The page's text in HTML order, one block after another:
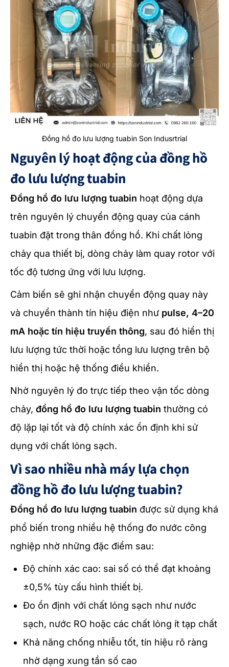
Đồng hồ đo lưu lượng tuabin Son Indusrtrial
Nguyên lý hoạt động của đồng hồ
đo lưu lượng tuabin
Đồng hồ đo lưu lượng tuabin hoạt động dựa
trên nguyên lý chuyển động quay của cánh
tuabin đặt trong thân đồng hồ. Khi chất lỏng
chảy qua thiết bị, dòng chảy làm quay rotor với
tốc độ tương ứng với lưu lượng.
Cảm biến sẽ ghi nhận chuyển động quay này
và chuyển thành tín hiệu điện như pulse, 4–20
mA hoặc tín hiệu truyền thông, sau đó hiển thị
lưu lượng tức thời hoặc tổng lưu lượng trên bộ
hiển thị hoặc hệ thống điều khiển.
Nhờ nguyên lý đo trực tiếp theo vận tốc dòng
chảy, đồng hồ đo lưu lượng tuabin thường có
độ lặp lại tốt và độ chính xác ổn định khi sử
dụng với chất lỏng sạch.
Vì sao nhiều nhà máy lựa chọn
đồng hồ đo lưu lượng tuabin?
Đồng hồ đo lưu lượng tuabin được sử dụng khá
phổ biến trong nhiều hệ thống đo nước công
nghiệp nhờ những đặc điểm sau:
Độ chính xác cao: sai số có thể đạt khoảng
±0,5% tùy cấu hình thiết bị.
Đo ổn định với chất lỏng sạch như nước
sạch, nước RO hoặc các chất lỏng ít tạp chất
Khả năng chống nhiễu tốt, tín hiệu rõ ràng
nhờ dạng xung tần số cao